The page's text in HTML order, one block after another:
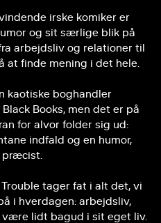
irske komiker er
og sit særlige blik på
arbejdsliv og relationer til
at finde mening i det hele.
kaotiske boghandler
Books, men det er på
for alvor folder sig ud:
indfald og en humor,
tager fat i alt det, vi
i hverdagen: arbejdsliv,
lidt bagud i sit eget liv.